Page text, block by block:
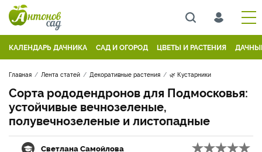
КАЛЕНДАРЬ ДАЧНИКА САД И ОГОРОД ЦВЕТЫ И РАСТЕНИЯ
Главная Лента статей Декоративные растения 🌿 Кустарники
Сорта рододендронов для Подмосковья:
устойчивые вечнозеленые,
полувечнозеленые и листопадные
Светлана Самойлова